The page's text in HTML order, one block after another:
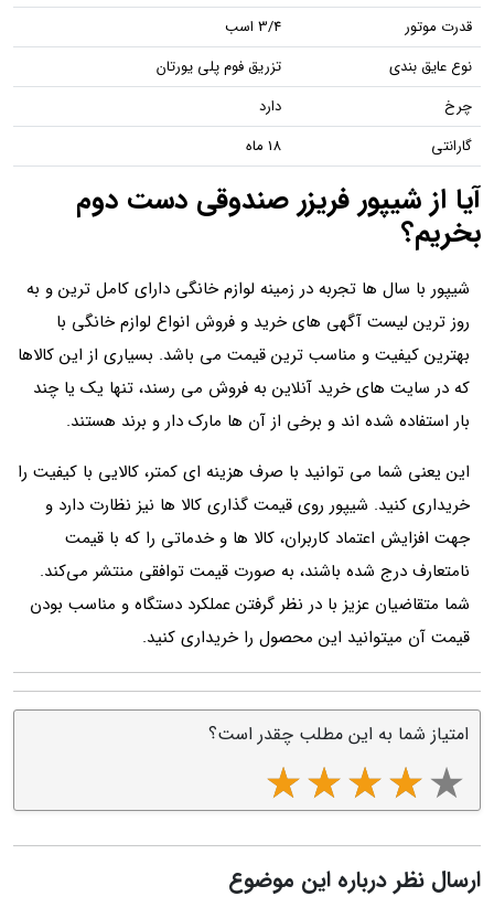
قدرت موتور
3/4 اسب
نوع عایق بندی
تزریق فوم پلی یورتان
چرخ
دارد
گارانتی
18 ماه
آیا از شیپور فریزر صندوقی دست دوم
بخریم؟
شیپور با سال‌ ها تجربه در زمینه لوازم خانگی دارای کامل‌ ترین و به
روز ترین لیست آگهی‌ های خرید و فروش انواع لوازم خانگی با
بهترین کیفیت و مناسب ترین قیمت می باشد. بسیاری از این کالاها
که در سایت‌ های خرید آنلاین به فروش می‌ رسند، تنها یک یا چند
بار استفاده شده‌ اند و برخی از آن‌ ها مارک‌ دار و برند هستند.
این یعنی شما می‌ توانید با صرف هزینه‌ ای کمتر، کالایی با کیفیت را
خریداری کنید. شیپور روی قیمت‌ گذاری کالا ها نیز نظارت دارد و
جهت افزایش اعتماد کاربران، کالا ها و خدماتی را که با قیمت
نامتعارف درج شده باشند، به‌ صورت قیمت توافقی منتشر می‌کند.
شما متقاضیان عزیز با در نظر گرفتن عملکرد دستگاه و مناسب بودن
قیمت آن میتوانید این محصول را خریداری کنید.
امتیاز شما به این مطلب چقدر است؟
ارسال نظر درباره این موضوع